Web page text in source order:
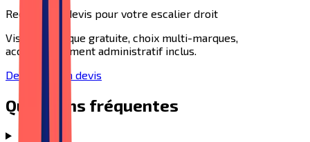
Recevez un devis pour votre escalier droit
Visite technique gratuite, choix multi-marques,
accompagnement administratif inclus.
Demander un devis
Questions fréquentes